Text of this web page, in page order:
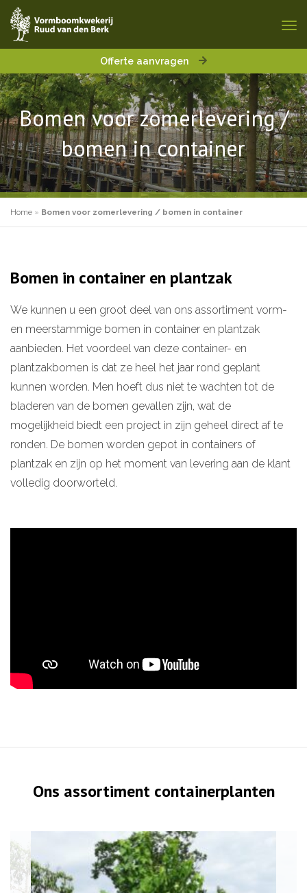
Offerte aanvragen
Bomen voor zomerlevering /
bomen in container
Home » Bomen voor zomerlevering / bomen in container
Bomen in container en plantzak
We kunnen u een groot deel van ons assortiment vorm-
en meerstammige bomen in container en plantzak
aanbieden. Het voordeel van deze container- en
plantzakbomen is dat ze heel het jaar rond geplant
kunnen worden. Men hoeft dus niet te wachten tot de
bladeren van de bomen gevallen zijn, wat de
mogelijkheid biedt een project in zijn geheel direct af te
ronden. De bomen worden gepot in containers of
plantzak en zijn op het moment van levering aan de klant
volledig doorworteld.
Ons assortiment containerplanten